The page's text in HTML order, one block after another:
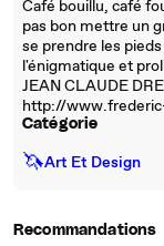
Café bouillu, café
pas bon mettre un
se prendre les
l'énigmatique et
JEAN CLAUDE
http://
Catégorie
🦄Art Et Design
Recommandations